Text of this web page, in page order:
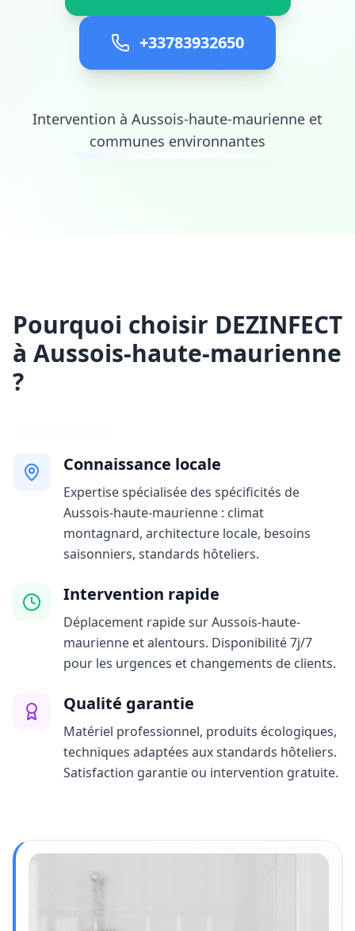
+33783932650
Intervention à Aussois-haute-maurienne et
communes environnantes
Pourquoi choisir DEZINFECT
à Aussois-haute-maurienne
?
Connaissance locale
Expertise spécialisée des spécificités de
Aussois-haute-maurienne : climat
montagnard, architecture locale, besoins
saisonniers, standards hôteliers.
Intervention rapide
Déplacement rapide sur Aussois-haute-
maurienne et alentours. Disponibilité 7j/7
pour les urgences et changements de clients.
Qualité garantie
Matériel professionnel, produits écologiques,
techniques adaptées aux standards hôteliers.
Satisfaction garantie ou intervention gratuite.